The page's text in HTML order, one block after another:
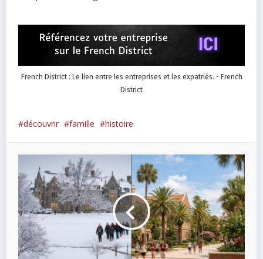
French District : Le lien entre les entreprises et les expatriés. - French
District
découvrir famille histoire